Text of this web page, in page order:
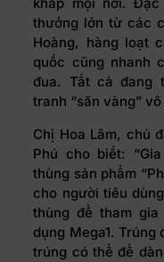
khắp mọi nơi.
thưởng lớn từ các
Hoàng, hàng loạt
quốc cũng nhanh
đua. Tất cả đang
tranh “săn vàng”
Chị Hoa Lâm, chủ
Phú cho biết:
thùng sản phẩm
cho người tiêu
thùng để tham
dụng Mega1.
trúng có thể để